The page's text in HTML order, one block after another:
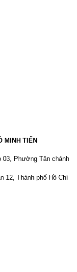
MINH TIẾN
03, Phường Tân chánh
12, Thành phố Hồ Chí